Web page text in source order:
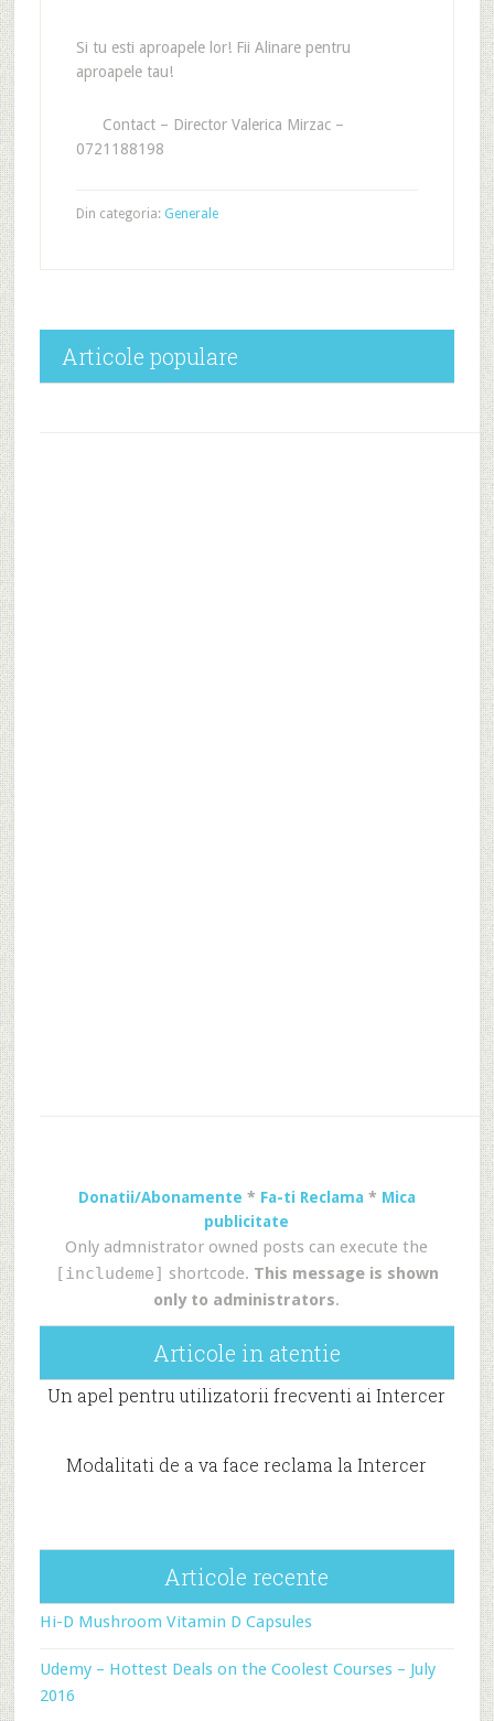
Si tu esti aproapele lor! Fii Alinare pentru
aproapele tau!
Contact – Director Valerica Mirzac –
0721188198
Din categoria: Generale
Articole populare
Donatii/Abonamente * Fa-ti Reclama * Mica
publicitate
Only admnistrator owned posts can execute the
[includeme] shortcode. This message is shown
only to administrators.
Articole in atentie
Un apel pentru utilizatorii frecventi ai Intercer
Modalitati de a va face reclama la Intercer
Articole recente
Hi-D Mushroom Vitamin D Capsules
Udemy – Hottest Deals on the Coolest Courses – July
2016